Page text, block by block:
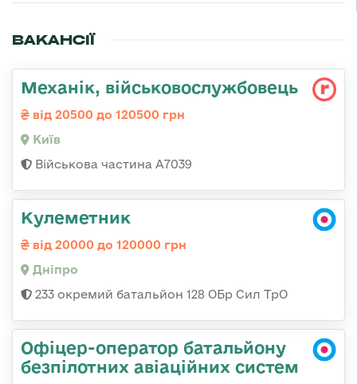
ВАКАНСІЇ
Механік, військовослужбовець
від 20500 до 120500 грн
Київ
Військова частина А7039
Кулеметник
від 20000 до 120000 грн
Дніпро
233 окремий батальйон 128 ОБр Сил ТрО
Офіцер-оператор батальйону
безпілотних авіаційних систем